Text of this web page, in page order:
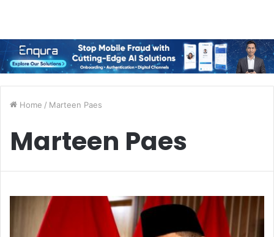
Home / Marteen Paes
Marteen Paes